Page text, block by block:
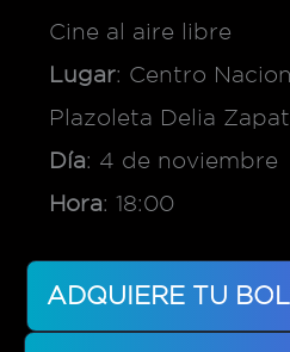
Cine al aire libre
Lugar: Centro
Plazoleta Delia
Día: 4 de noviembre
Hora: 18:00
ADQUIERE TU